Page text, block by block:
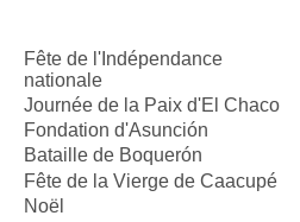
Fête de l'Indépendance
nationale
Journée de la Paix d'El Chaco
Fondation d'Asunción
Bataille de Boquerón
Fête de la Vierge de Caacupé
Noël